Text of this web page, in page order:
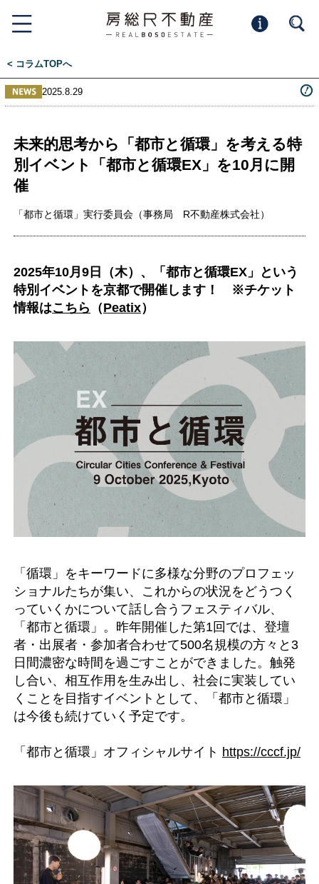
< コラムTOPへ
2025.8.29
未来的思考から「都市と循環」を考える特
別イベント「都市と循環EX」を10月に開
催
「都市と循環」実行委員会（事務局 R不動産株式会社）
2025年10月9日（木）、「都市と循環EX」という
特別イベントを京都で開催します！ ※チケット
情報はこちら （Peatix）
「循環」をキーワードに多様な分野のプロフェッ
ショナルたちが集い、これからの状況をどうつく
っていくかについて話し合うフェスティバル、
「都市と循環」。昨年開催した第1回では、登壇
者・出展者・参加者合わせて500名規模の方々と3
日間濃密な時間を過ごすことができました。触発
し合い、相互作用を生み出し、社会に実装してい
くことを目指すイベントとして、「都市と循環」
は今後も続けていく予定です。
「都市と循環」オフィシャルサイト https://cccf.jp/